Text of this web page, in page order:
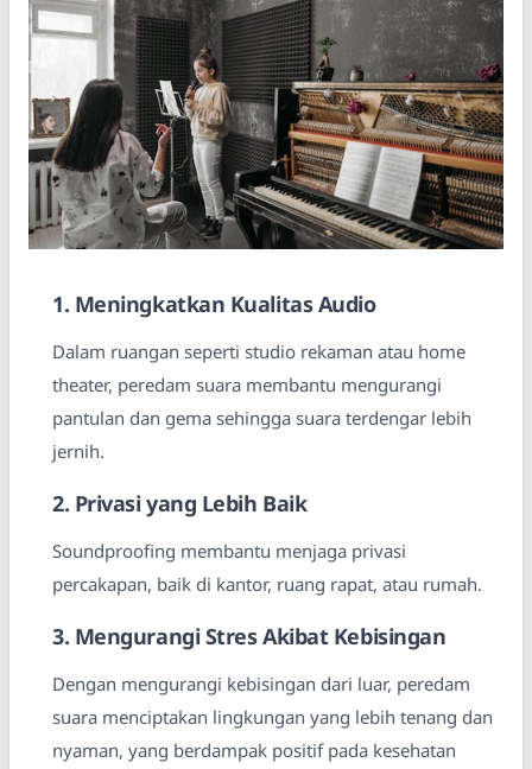
1. Meningkatkan Kualitas Audio
Dalam ruangan seperti studio rekaman atau home
theater, peredam suara membantu mengurangi
pantulan dan gema sehingga suara terdengar lebih
jernih.
2. Privasi yang Lebih Baik
Soundproofing membantu menjaga privasi
percakapan, baik di kantor, ruang rapat, atau rumah.
3. Mengurangi Stres Akibat Kebisingan
Dengan mengurangi kebisingan dari luar, peredam
suara menciptakan lingkungan yang lebih tenang dan
nyaman, yang berdampak positif pada kesehatan